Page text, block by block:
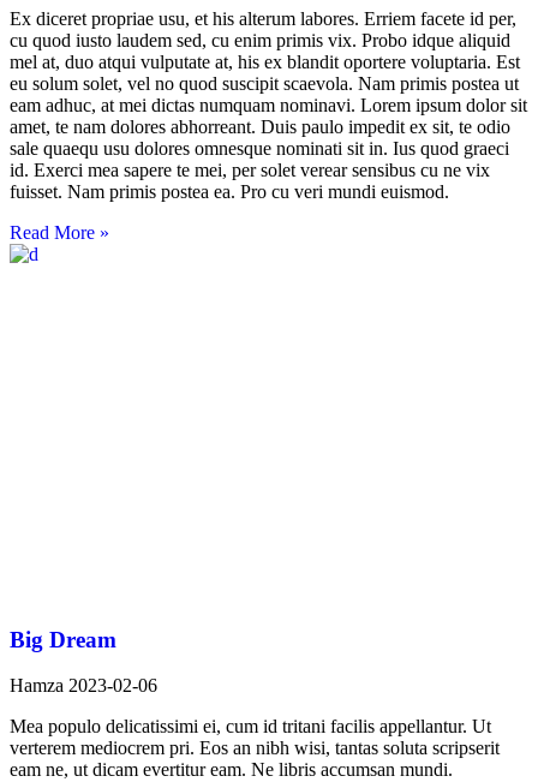
Ex diceret propriae usu, et his alterum labores. Erriem facete id per,
cu quod iusto laudem sed, cu enim primis vix. Probo idque aliquid
mel at, duo atqui vulputate at, his ex blandit oportere voluptaria. Est
eu solum solet, vel no quod suscipit scaevola. Nam primis postea ut
eam adhuc, at mei dictas numquam nominavi. Lorem ipsum dolor sit
amet, te nam dolores abhorreant. Duis paulo impedit ex sit, te odio
sale quaequ usu dolores omnesque nominati sit in. Ius quod graeci
id. Exerci mea sapere te mei, per solet verear sensibus cu ne vix
fuisset. Nam primis postea ea. Pro cu veri mundi euismod.
Read More »
Big Dream
Hamza 2023-02-06
Mea populo delicatissimi ei, cum id tritani facilis appellantur. Ut
verterem mediocrem pri. Eos an nibh wisi, tantas soluta scripserit
eam ne, ut dicam evertitur eam. Ne libris accumsan mundi.